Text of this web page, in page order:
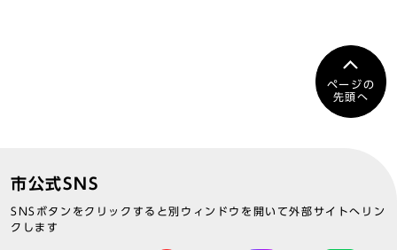
ページの
先頭へ
市公式SNS
SNSボタンをクリックすると別ウィンドウを開いて外部サイトへリン
クします